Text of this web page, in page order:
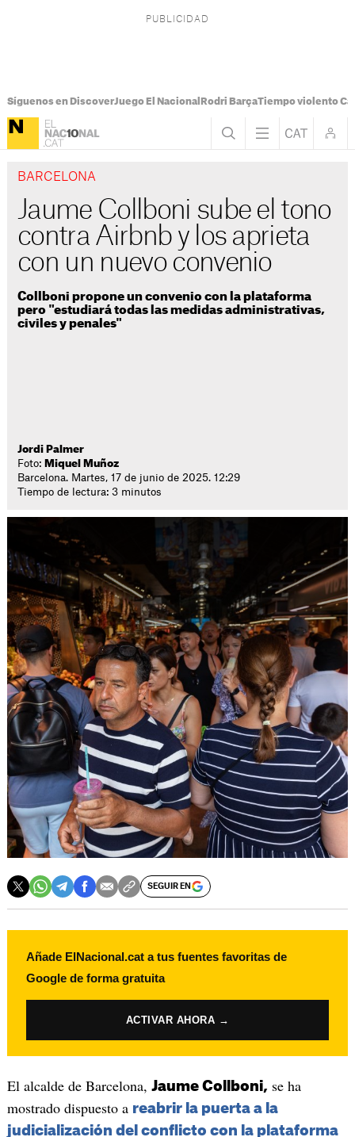
Síguenos en DiscoverJuego El Nacional Rodri BarçaTiempo violento
BARCELONA
Jaume Collboni sube el tono
contra Airbnb y los aprieta
con un nuevo convenio
Collboni propone un convenio con la plataforma
pero "estudiará todas las medidas administrativas,
civiles y penales"
Jordi Palmer
Foto: Miquel Muñoz
Barcelona. Martes, 17 de junio de 2025. 12:29
Tiempo de lectura: 3 minutos
SEGUIR EN
Añade ElNacional.cat a tus fuentes favoritas de
Google de forma gratuita
ACTIVAR AHORA →
El alcalde de Barcelona, Jaume Collboni, se ha
mostrado dispuesto a reabrir la puerta a la
judicialización del conflicto con la plataforma